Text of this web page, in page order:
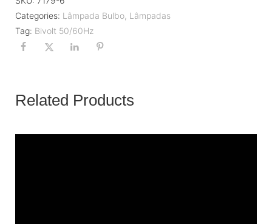
Categories: Lâmpada Bulbo, Lâmpadas
Tag: Bivolt 50/60Hz
Related Products